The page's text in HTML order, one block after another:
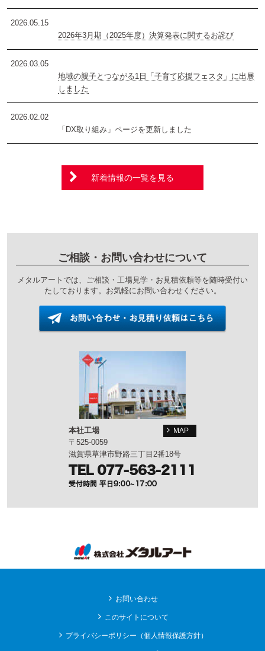
2026.05.15
2026年3月期（2025年度）決算発表に関するお詫び
2026.03.05
地域の親子とつながる1日「子育て応援フェスタ」に出展
しました
2026.02.02
「DX取り組み」ページを更新しました
新着情報の一覧を見る
ご相談・お問い合わせについて
メタルアートでは、ご相談・工場見学・お見積依頼等を随時受付い
たしております。お気軽にお問い合わせください。
本社工場 MAP
〒525-0059
滋賀県草津市野路三丁目2番18号
お問い合わせ
このサイトについて
プライバシーポリシー（個人情報保護方針）